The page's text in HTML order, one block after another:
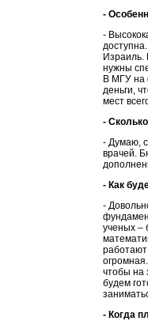
-
-
нужны
В МГУ на
деньги,
мест
-
- Думаю,
врачей.
- Как
-
ученых –
чтобы на
будем
- Когда